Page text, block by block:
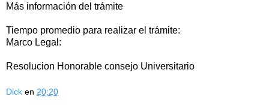
Más información del trámite
Tiempo promedio para realizar el trámite:
Marco Legal:
Resolucion Honorable consejo Universitario
Dick en 20:20